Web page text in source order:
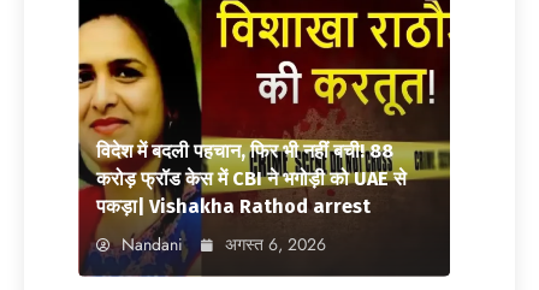
विदेश में बदली पहचान, फिर भी नहीं बची! 88
करोड़ फ्रॉड केस में CBI ने भगोड़ी को UAE से
पकड़ा| Vishakha Rathod arrest
Nandani अगस्त 6, 2026